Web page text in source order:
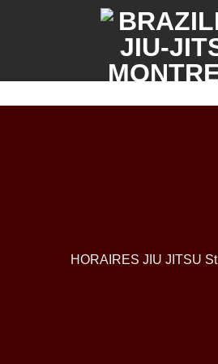
HORAIRES JIU JITSU